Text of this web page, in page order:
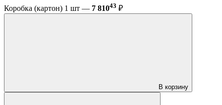
Коробка (картон) 1 шт — 7 81043 ₽
В корзину